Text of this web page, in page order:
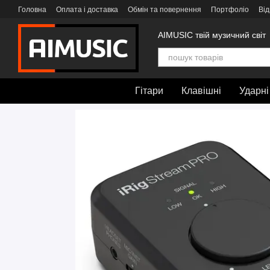
Перейти до основного контенту
Головна Оплата і доставка Обмін та повернення Портфоліо
AIMUSIC твій музичний світ
Гітари Клавішні Ударні